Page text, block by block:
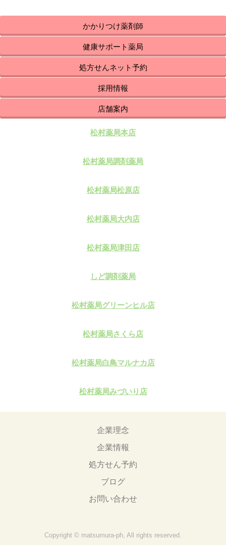
かかりつけ薬剤師
健康サポート薬局
処方せんネット予約
採用情報
店舗案内
松村薬局本店
松村薬局調剤薬局
松村薬局松原店
松村薬局大内店
松村薬局津田店
しど調剤薬局
松村薬局グリーンヒル店
松村薬局さくら店
松村薬局白鳥マルナカ店
松村薬局みづいり店
企業理念
企業情報
処方せん予約
ブログ
お問い合わせ
Copyright © matsumura-ph, All rights reserved.